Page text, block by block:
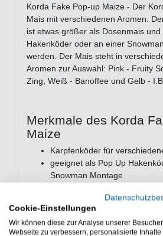
Korda Fake Pop-up Maize - Der
Mais mit verschiedenen Aromen.
ist etwas größer als Dosenmais
Hakenköder oder an einer
werden. Der Mais steht in
Aromen zur Auswahl: Pink - Fruity
Zing, Weiß - Banoffee und Gelb -
Merkmale des Korda
Maize
Karpfenköder für
geeignet als Pop Up
Snowman Montage
verschiedene Farben zur
Packungsinhalt: 10 Stück inkl.
Stoppern
Cookie-Einstellungen
Wir können diese zur Analyse unserer
Webseite zu verbessern, personalisierte